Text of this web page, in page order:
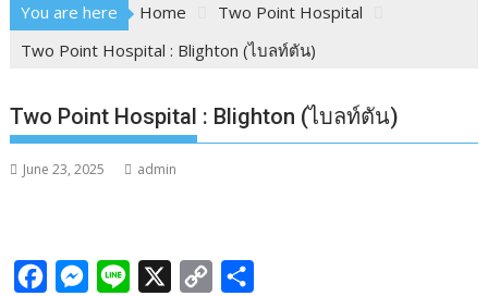
You are here Home
Two Point Hospital
Two Point Hospital : Blighton (ไบลท์ตัน)
Two Point Hospital : Blighton (ไบลท์ตัน)
June 23, 2025 admin
M